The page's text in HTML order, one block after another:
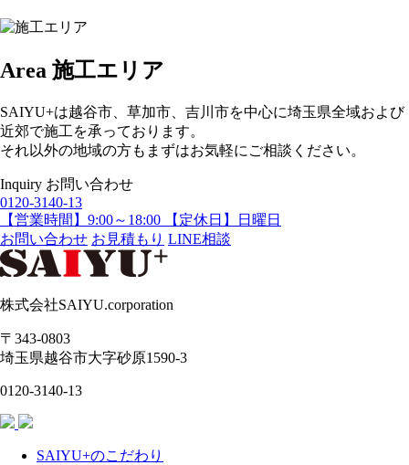
Area 施工エリア
SAIYU+は越谷市、草加市、吉川市を中心に埼玉県全域および
近郊で施工を承っております。
それ以外の地域の方もまずはお気軽にご相談ください。
Inquiry お問い合わせ
0120-3140-13
【営業時間】9:00～18:00 【定休日】日曜日
お問い合わせ お見積もり LINE相談
株式会社SAIYU.corporation
〒343-0803
埼玉県越谷市大字砂原1590-3
0120-3140-13
SAIYU+のこだわり